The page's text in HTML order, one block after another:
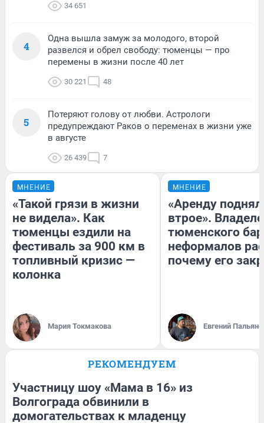
34 651
4
Одна вышла замуж за молодого, второй
развелся и обрел свободу: тюменцы — про
перемены в жизни после 40 лет
30 221 48
5
Потеряют голову от любви. Астрологи
предупреждают Раков о переменах в жизни уже
в августе
26 439 7
МНЕНИЕ
«Такой грязи в жизни
не видела». Как
тюменцы ездили на
фестиваль за 900 км в
топливный кризис —
колонка
Мария Токмакова
МНЕНИЕ
«Аренду
втрое».
тюменского
неформалов
почему его
Евгений
РЕКОМЕНДУЕМ
Участницу шоу «Мама в 16» из
Волгограда обвинили в
домогательствах к младенцу